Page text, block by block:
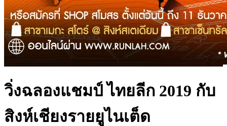
วิ่งฉลองแชมป์ ไทยลีก 2019 กับ
สิงห์เชียงรายยูไนเต็ด